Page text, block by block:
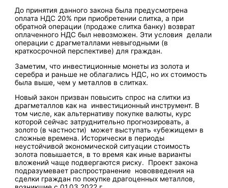
До принятия данного закона была предусмотрена
оплата НДС 20% при приобретении слитка, а при
обратной операции (продаже слитка банку) возврат
оплаченного НДС был невозможен. Эти условия делали
операции с драгметаллами невыгодными (в
краткосрочной перспективе) для граждан.
Заметим, что инвестиционные монеты из золота и
серебра и раньше не облагались НДС, но их стоимость
была выше, чем у металлов в слитках.
Новый закон призван повысить спрос на слитки из
драгметаллов как на инвестиционный инструмент. В
том числе, как альтернативу покупке валюты, курс
которой сейчас затруднительно прогнозировать, а
золото (в частности) может выступать «убежищем» в
сложные времена. Исторически в периоды
неустойчивой экономической ситуации стоимость
золота повышается, в то время как иные варианты
вложений чаще подвергаются риску. Проект закона
подразумевает распространение нововведения на
сделки граждан по покупке драгоценных металлов,